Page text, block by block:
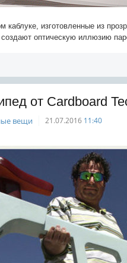
изготовленные из
оптическую иллюзию
от Cardboard
вещи 21.07.2016 11:40